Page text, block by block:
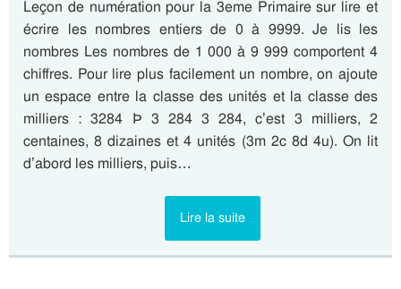
Leçon de numération pour la 3eme Primaire sur lire et
écrire les nombres entiers de 0 à 9999. Je lis les
nombres Les nombres de 1 000 à 9 999 comportent 4
chiffres. Pour lire plus facilement un nombre, on ajoute
un espace entre la classe des unités et la classe des
milliers : 3284 Þ 3 284 3 284, c’est 3 milliers, 2
centaines, 8 dizaines et 4 unités (3m 2c 8d 4u). On lit
d’abord les milliers, puis…
Lire la suite